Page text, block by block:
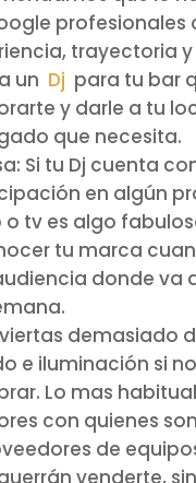
profesionales
trayectoria
un Dj para tu bar
y darle a tu
que necesita.
Si tu Dj cuenta
en algún
o tv es algo
tu marca
donde va
demasiado
e iluminación si
Lo mas
con quienes
de
venderte,